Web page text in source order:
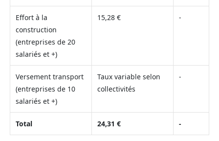
Effort à la
construction
(entreprises de 20
salariés et +)
15,28 € -
Versement transport
(entreprises de 10
salariés et +)
Taux variable selon
collectivités
-
Total 24,31 € -